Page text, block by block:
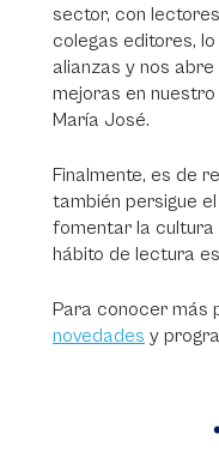
sector, con
colegas editores,
alianzas y nos
mejoras en nuestro
María José.
Finalmente, es de
también persigue
fomentar la cultura
hábito de lectura
Para conocer más
novedades y